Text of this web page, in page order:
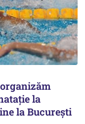
la
la Bucureşti